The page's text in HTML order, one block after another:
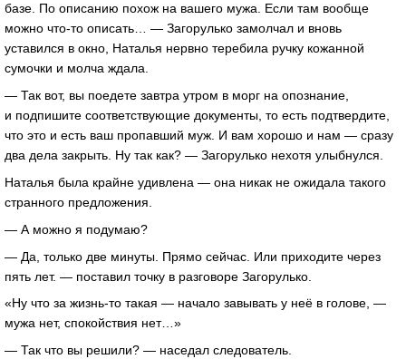
базе. По описанию похож на вашего мужа. Если там вообще
можно что-то описать… — Загорулько замолчал и вновь
уставился в окно, Наталья нервно теребила ручку кожанной
сумочки и молча ждала.
— Так вот, вы поедете завтра утром в морг на опознание,
и подпишите соответствующие документы, то есть подтвердите,
что это и есть ваш пропавший муж. И вам хорошо и нам — сразу
два дела закрыть. Ну так как? — Загорулько нехотя улыбнулся.
Наталья была крайне удивлена — она никак не ожидала такого
странного предложения.
— А можно я подумаю?
— Да, только две минуты. Прямо сейчас. Или приходите через
пять лет. — поставил точку в разговоре Загорулько.
«Ну что за жизнь-то такая — начало завывать у неё в голове, —
мужа нет, спокойствия нет…»
— Так что вы решили? — наседал следователь.